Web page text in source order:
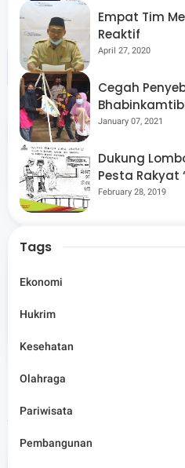
Indonesia. (*)
Tags Lombok Utara
Share
merangkum ragam
Artikel Terkait
Empat Tim
Reaktif
April 27, 2020
Cegah
Pantau
January 07, 2021
Dukung
Pesta Rakyat
Kembali
February 28, 2019
Tags
Ekonomi
Hukrim
Kesehatan
Olahraga
Pariwisata
Pembangunan